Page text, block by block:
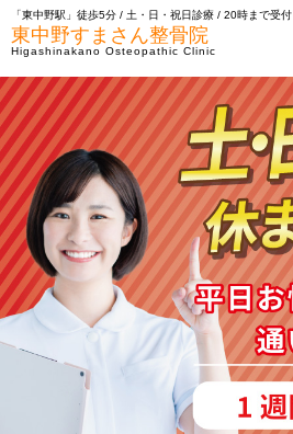
「東中野駅」徒歩5分 / 土・日・祝日診療 / 20時まで受付
東中野すまさん整骨院
Higashinakano Osteopathic Clinic